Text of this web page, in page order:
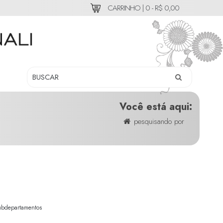
CARRINHO | 0 - R$ 0,00
Você está aqui:
pesquisando por